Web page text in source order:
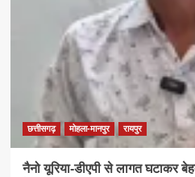
समाधान
शिविर
ग्राम
पंचायतों
के
ग्रामीण
हुए
शामिल
छत्तीसगढ़ मोहला-मानपुर रायपुर
नैनो यूरिया-डीएपी से लागत घटाकर